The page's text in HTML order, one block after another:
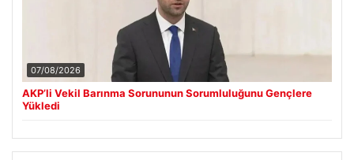
07/08/2026
AKP’li Vekil Barınma Sorununun Sorumluluğunu Gençlere
Yükledi